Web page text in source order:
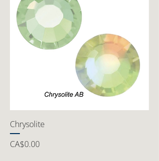
Chrysolite
価格
CA$0.00